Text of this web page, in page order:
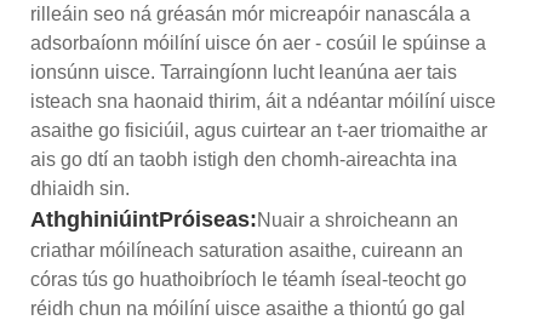
rilleáin seo ná gréasán mór micreapóir nanascála a
adsorbaíonn móilíní uisce ón aer - cosúil le spúinse a
ionsúnn uisce. Tarraingíonn lucht leanúna aer tais
isteach sna haonaid thirim, áit a ndéantar móilíní uisce
asaithe go fisiciúil, agus cuirtear an t-aer triomaithe ar
ais go dtí an taobh istigh den chomh-aireachta ina
dhiaidh sin.
AthghiniúintPróiseas:Nuair a shroicheann an
criathar móilíneach saturation asaithe, cuireann an
córas tús go huathoibríoch le téamh íseal-teocht go
réidh chun na móilíní uisce asaithe a thiontú go gal